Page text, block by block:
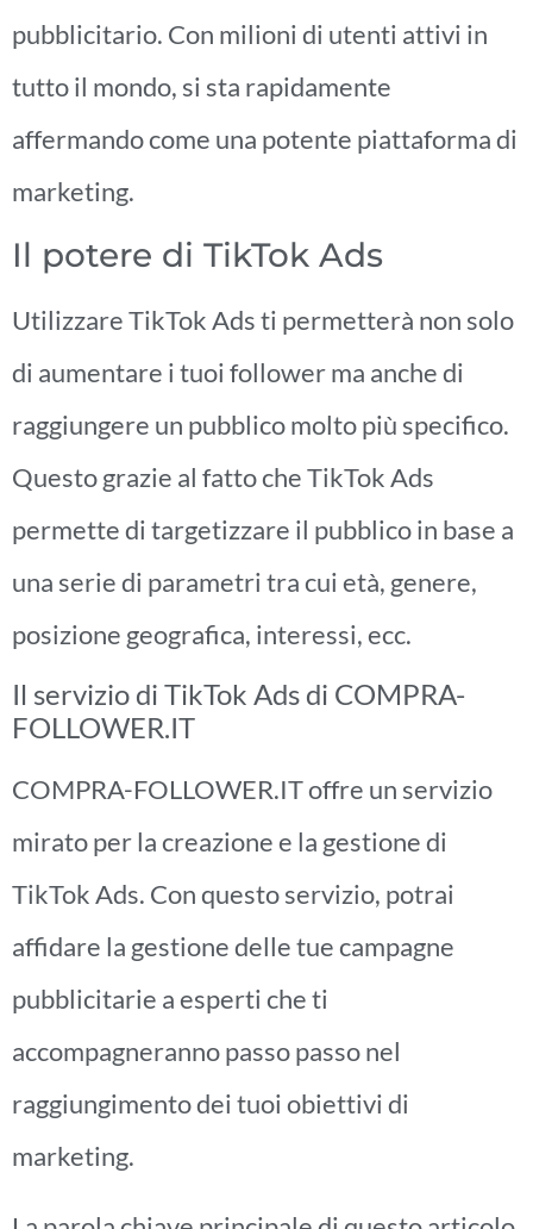
pubblicitario. Con milioni di utenti attivi in
tutto il mondo, si sta rapidamente
affermando come una potente piattaforma di
marketing.
Il potere di TikTok Ads
Utilizzare TikTok Ads ti permetterà non solo
di aumentare i tuoi follower ma anche di
raggiungere un pubblico molto più specifico.
Questo grazie al fatto che TikTok Ads
permette di targetizzare il pubblico in base a
una serie di parametri tra cui età, genere,
posizione geografica, interessi, ecc.
Il servizio di TikTok Ads di COMPRA-
FOLLOWER.IT
COMPRA-FOLLOWER.IT offre un servizio
mirato per la creazione e la gestione di
TikTok Ads. Con questo servizio, potrai
affidare la gestione delle tue campagne
pubblicitarie a esperti che ti
accompagneranno passo passo nel
raggiungimento dei tuoi obiettivi di
marketing.